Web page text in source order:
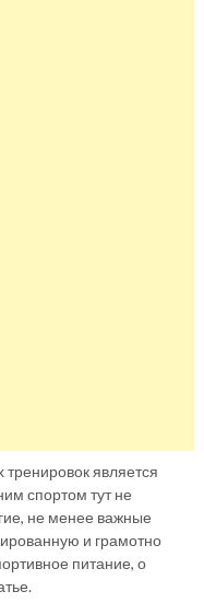
является
спортом тут не
не менее важные
и грамотно
питание, о